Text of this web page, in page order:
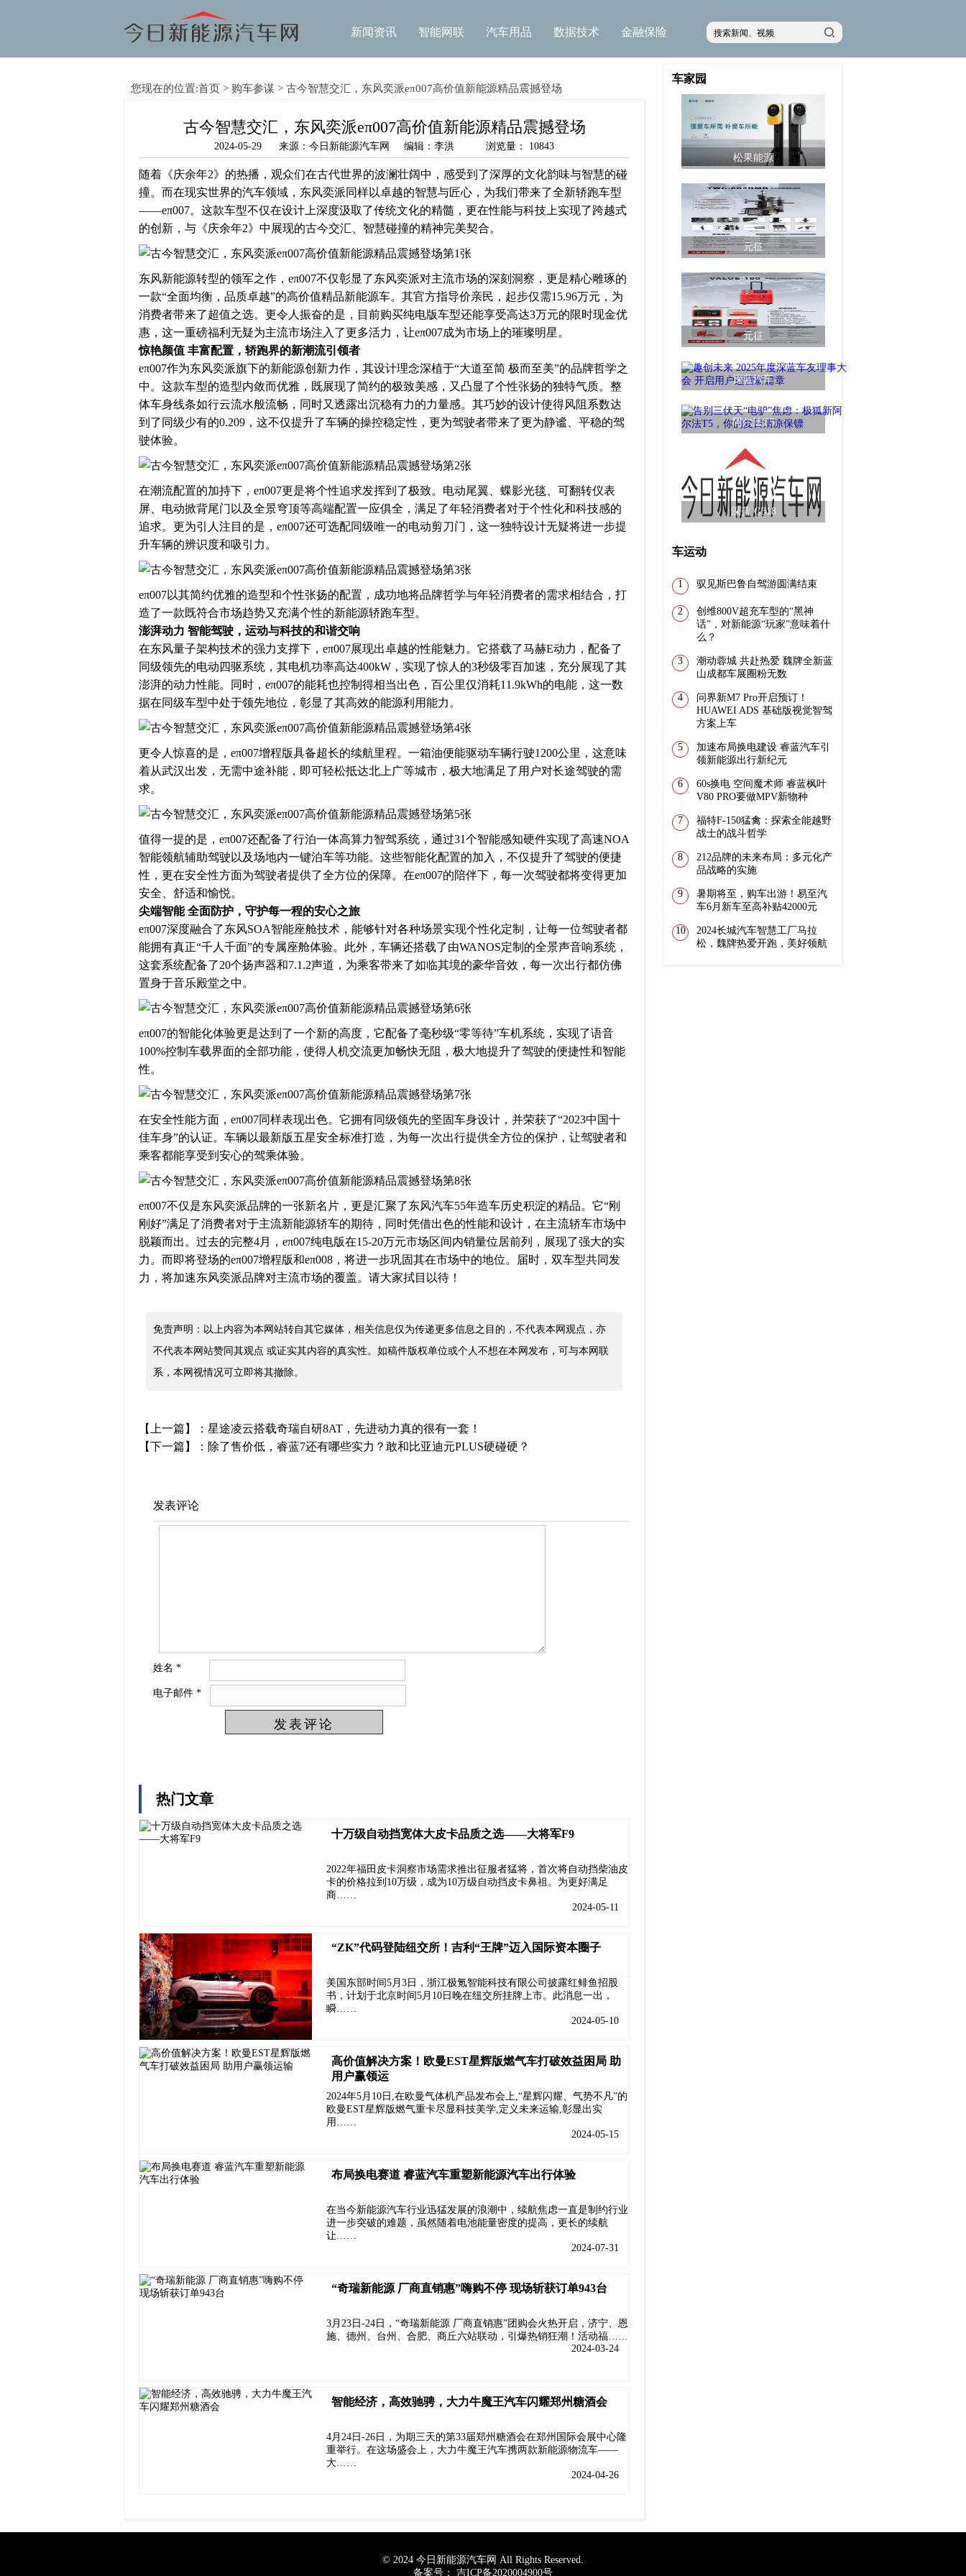
新闻资讯 智能网联 汽车用品 数据技术 金融保险
您现在的位置:首页 > 购车参谋 > 古今智慧交汇，东风奕派eπ007高价值新能源精品震撼登场
古今智慧交汇，东风奕派eπ007高价值新能源精品震撼登场
2024-05-29 来源：今日新能源汽车网 编辑：李洪 浏览量： 10843
随着《庆余年2》的热播，观众们在古代世界的波澜壮阔中，感受到了深厚的文化韵味与智慧的碰
撞。而在现实世界的汽车领域，东风奕派同样以卓越的智慧与匠心，为我们带来了全新轿跑车型
——eπ007。这款车型不仅在设计上深度汲取了传统文化的精髓，更在性能与科技上实现了跨越式
的创新，与《庆余年2》中展现的古今交汇、智慧碰撞的精神完美契合。
东风新能源转型的领军之作，eπ007不仅彰显了东风奕派对主流市场的深刻洞察，更是精心雕琢的
一款“全面均衡，品质卓越”的高价值精品新能源车。其官方指导价亲民，起步仅需15.96万元，为
消费者带来了超值之选。更令人振奋的是，目前购买纯电版车型还能享受高达3万元的限时现金优
惠，这一重磅福利无疑为主流市场注入了更多活力，让eπ007成为市场上的璀璨明星。
惊艳颜值 丰富配置，轿跑界的新潮流引领者
eπ007作为东风奕派旗下的新能源创新力作，其设计理念深植于“大道至简 极而至美”的品牌哲学之
中。这款车型的造型内敛而优雅，既展现了简约的极致美感，又凸显了个性张扬的独特气质。整
体车身线条如行云流水般流畅，同时又透露出沉稳有力的力量感。其巧妙的设计使得风阻系数达
到了同级少有的0.209，这不仅提升了车辆的操控稳定性，更为驾驶者带来了更为静谧、平稳的驾
驶体验。
在潮流配置的加持下，eπ007更是将个性追求发挥到了极致。电动尾翼、蝶影光毯、可翻转仪表
屏、电动掀背尾门以及全景穹顶等高端配置一应俱全，满足了年轻消费者对于个性化和科技感的
追求。更为引人注目的是，eπ007还可选配同级唯一的电动剪刀门，这一独特设计无疑将进一步提
升车辆的辨识度和吸引力。
eπ007以其简约优雅的造型和个性张扬的配置，成功地将品牌哲学与年轻消费者的需求相结合，打
造了一款既符合市场趋势又充满个性的新能源轿跑车型。
澎湃动力 智能驾驶，运动与科技的和谐交响
在东风量子架构技术的强力支撑下，eπ007展现出卓越的性能魅力。它搭载了马赫E动力，配备了
同级领先的电动四驱系统，其电机功率高达400kW，实现了惊人的3秒级零百加速，充分展现了其
澎湃的动力性能。同时，eπ007的能耗也控制得相当出色，百公里仅消耗11.9kWh的电能，这一数
据在同级车型中处于领先地位，彰显了其高效的能源利用能力。
更令人惊喜的是，eπ007增程版具备超长的续航里程。一箱油便能驱动车辆行驶1200公里，这意味
着从武汉出发，无需中途补能，即可轻松抵达北上广等城市，极大地满足了用户对长途驾驶的需
求。
值得一提的是，eπ007还配备了行泊一体高算力智驾系统，通过31个智能感知硬件实现了高速NOA
智能领航辅助驾驶以及场地内一键泊车等功能。这些智能化配置的加入，不仅提升了驾驶的便捷
性，更在安全性方面为驾驶者提供了全方位的保障。在eπ007的陪伴下，每一次驾驶都将变得更加
安全、舒适和愉悦。
尖端智能 全面防护，守护每一程的安心之旅
eπ007深度融合了东风SOA智能座舱技术，能够针对各种场景实现个性化定制，让每一位驾驶者都
能拥有真正“千人千面”的专属座舱体验。此外，车辆还搭载了由WANOS定制的全景声音响系统，
这套系统配备了20个扬声器和7.1.2声道，为乘客带来了如临其境的豪华音效，每一次出行都仿佛
置身于音乐殿堂之中。
eπ007的智能化体验更是达到了一个新的高度，它配备了毫秒级“零等待”车机系统，实现了语音
100%控制车载界面的全部功能，使得人机交流更加畅快无阻，极大地提升了驾驶的便捷性和智能
性。
在安全性能方面，eπ007同样表现出色。它拥有同级领先的坚固车身设计，并荣获了“2023中国十
佳车身”的认证。车辆以最新版五星安全标准打造，为每一次出行提供全方位的保护，让驾驶者和
乘客都能享受到安心的驾乘体验。
eπ007不仅是东风奕派品牌的一张新名片，更是汇聚了东风汽车55年造车历史积淀的精品。它“刚
刚好”满足了消费者对于主流新能源轿车的期待，同时凭借出色的性能和设计，在主流轿车市场中
脱颖而出。过去的完整4月，eπ007纯电版在15-20万元市场区间内销量位居前列，展现了强大的实
力。而即将登场的eπ007增程版和eπ008，将进一步巩固其在市场中的地位。届时，双车型共同发
力，将加速东风奕派品牌对主流市场的覆盖。请大家拭目以待！
免责声明：以上内容为本网站转自其它媒体，相关信息仅为传递更多信息之目的，不代表本网观点，亦
不代表本网站赞同其观点 或证实其内容的真实性。如稿件版权单位或个人不想在本网发布，可与本网联
系，本网视情况可立即将其撤除。
【上一篇】： 星途凌云搭载奇瑞自研8AT，先进动力真的很有一套！
【下一篇】： 除了售价低，睿蓝7还有哪些实力？敢和比亚迪元PLUS硬碰硬？
发表评论
姓名 *
电子邮件 *
热门文章
十万级自动挡宽体大皮卡品质之选——大将军F9
2022年福田皮卡洞察市场需求推出征服者猛将，首次将自动挡柴油皮
卡的价格拉到10万级，成为10万级自动挡皮卡鼻祖。为更好满足
商……
2024-05-11
“ZK”代码登陆纽交所！吉利“王牌”迈入国际资本圈子
美国东部时间5月3日，浙江极氪智能科技有限公司披露红鲱鱼招股
书，计划于北京时间5月10日晚在纽交所挂牌上市。此消息一出，
瞬……
2024-05-10
高价值解决方案！欧曼EST星辉版燃气车打破效益困局 助
用户赢领运
2024年5月10日,在欧曼气体机产品发布会上,“星辉闪耀、气势不凡”的
欧曼EST星辉版燃气重卡尽显科技美学,定义未来运输,彰显出实
用……
2024-05-15
布局换电赛道 睿蓝汽车重塑新能源汽车出行体验
在当今新能源汽车行业迅猛发展的浪潮中，续航焦虑一直是制约行业
进一步突破的难题，虽然随着电池能量密度的提高，更长的续航
让……
2024-07-31
“奇瑞新能源 厂商直销惠”嗨购不停 现场斩获订单943台
3月23日-24日，“奇瑞新能源 厂商直销惠”团购会火热开启，济宁、恩
施、德州、台州、合肥、商丘六站联动，引爆热销狂潮！活动福……
2024-03-24
智能经济，高效驰骋，大力牛魔王汽车闪耀郑州糖酒会
4月24日-26日，为期三天的第33届郑州糖酒会在郑州国际会展中心隆
重举行。在这场盛会上，大力牛魔王汽车携两款新能源物流车——
大……
2024-04-26
车家园
松果能源
元征
元征
深蓝汽车
阿尔法T5
深蓝 G318
车运动
驭见斯巴鲁自驾游圆满结束 ​
创维800V超充车型的“黑神
话”，对新能源“玩家”意味着什
么？
潮动蓉城 共赴热爱 魏牌全新蓝
山成都车展圈粉无数
问界新M7 Pro开启预订！
HUAWEI ADS 基础版视觉智驾
方案上车
加速布局换电建设 睿蓝汽车引
领新能源出行新纪元
60s换电 空间魔术师 睿蓝枫叶
V80 PRO要做MPV新物种
福特F-150猛禽：探索全能越野
战士的战斗哲学
212品牌的未来布局：多元化产
品战略的实施
暑期将至，购车出游！易至汽
车6月新车至高补贴42000元
2024长城汽车智慧工厂马拉
松，魏牌热爱开跑，美好领航
© 2024 今日新能源汽车网 All Rights Reserved.
备案号：
吉ICP备2020004900号